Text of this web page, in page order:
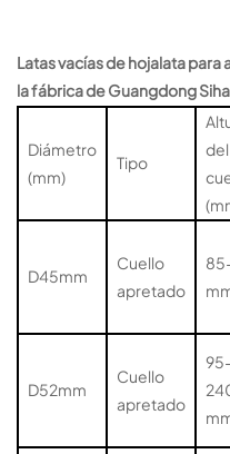
Latas vacías de hojalata
la fábrica de Guangdong
Diámetro
(mm)
Tipo
del
D45mm
Cuello
apretado
D52mm
Cuello
apretado